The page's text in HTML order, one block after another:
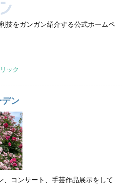
技をガンガン紹介する公式ホームペ
ック
ン
、コンサート、手芸作品展示をして